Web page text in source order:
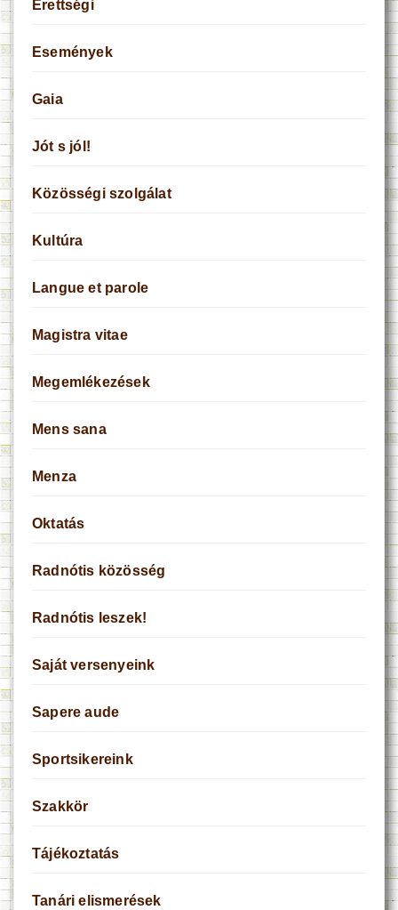
Érettségi
Események
Gaia
Jót s jól!
Közösségi szolgálat
Kultúra
Langue et parole
Magistra vitae
Megemlékezések
Mens sana
Menza
Oktatás
Radnótis közösség
Radnótis leszek!
Saját versenyeink
Sapere aude
Sportsikereink
Szakkör
Tájékoztatás
Tanári elismerések